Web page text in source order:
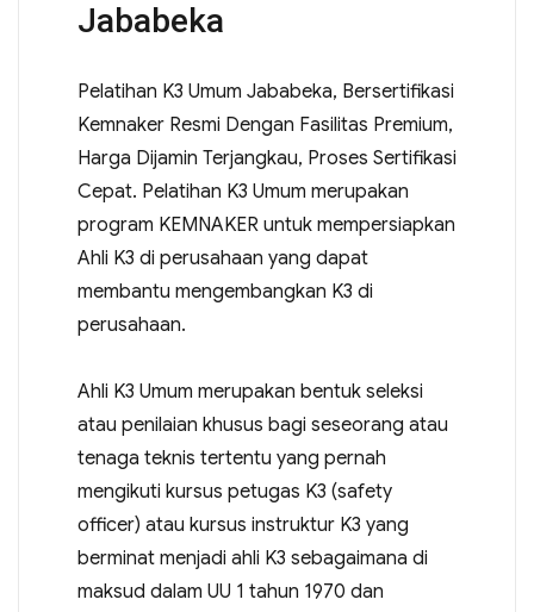
Jababeka
Pelatihan K3 Umum Jababeka, Bersertifikasi
Kemnaker Resmi Dengan Fasilitas Premium,
Harga Dijamin Terjangkau, Proses Sertifikasi
Cepat. Pelatihan K3 Umum merupakan
program KEMNAKER untuk mempersiapkan
Ahli K3 di perusahaan yang dapat
membantu mengembangkan K3 di
perusahaan.
Ahli K3 Umum merupakan bentuk seleksi
atau penilaian khusus bagi seseorang atau
tenaga teknis tertentu yang pernah
mengikuti kursus petugas K3 (safety
officer) atau kursus instruktur K3 yang
berminat menjadi ahli K3 sebagaimana di
maksud dalam UU 1 tahun 1970 dan